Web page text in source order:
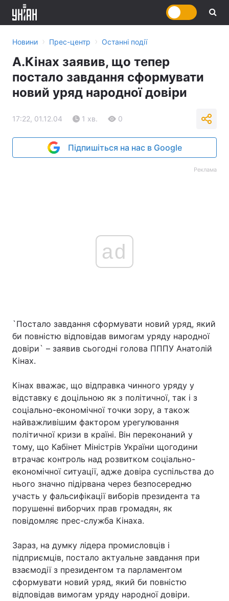
Головна Війна
Україна Політика
Економіка Світ
Спорт Наука
Техно і зв'язок Лайт
Новини › Прес-центр › Останні події
А.Кінах заявив, що тепер
постало завдання сформувати
новий уряд народної довіри
17:22, 01.12.04 1 хв. 0
Підпишіться на нас в Google
Реклама
ad
`Постало завдання сформувати новий уряд, який
би повністю відповідав вимогам уряду народної
довіри` – заявив сьогодні голова ПППУ Анатолій
Кінах.
Кінах вважає, що відправка чинного уряду у
відставку є доцільною як з політичної, так і з
соціально-економічної точки зору, а також
найважливішим фактором урегулювання
політичної кризи в країні. Він переконаний у
тому, що Кабінет Міністрів України щогодини
втрачає контроль над розвитком соціально-
економічної ситуації, адже довіра суспільства до
нього значно підірвана через безпосередню
участь у фальсифікації виборів президента та
порушенні виборчих прав громадян, як
повідомляє прес-служба Кінаха.
Зараз, на думку лідера промисловців і
підприємців, постало актуальне завдання при
взаємодії з президентом та парламентом
сформувати новий уряд, який би повністю
відповідав вимогам уряду народної довіри.